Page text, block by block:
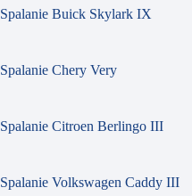
Spalanie Buick Skylark IX
Spalanie Chery Very
Spalanie Citroen Berlingo III
Spalanie Volkswagen Caddy III